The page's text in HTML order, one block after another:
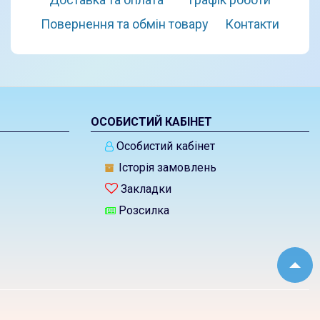
Повернення та обмін товару
Контакти
ОСОБИСТИЙ КАБІНЕТ
Особистий кабінет
Історія замовлень
Закладки
Розсилка